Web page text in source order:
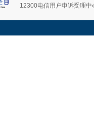
12300电信用户申诉受理中